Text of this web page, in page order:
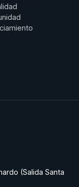
(Salida Santa